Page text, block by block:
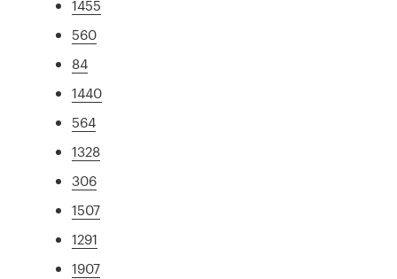
1455
560
84
1440
564
1328
306
1507
1291
1907